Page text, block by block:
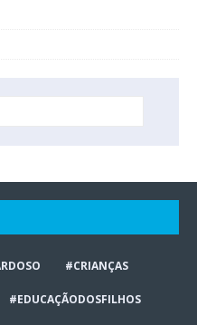
#CRIANÇAS
#EDUCAÇÃODOSFILHOS